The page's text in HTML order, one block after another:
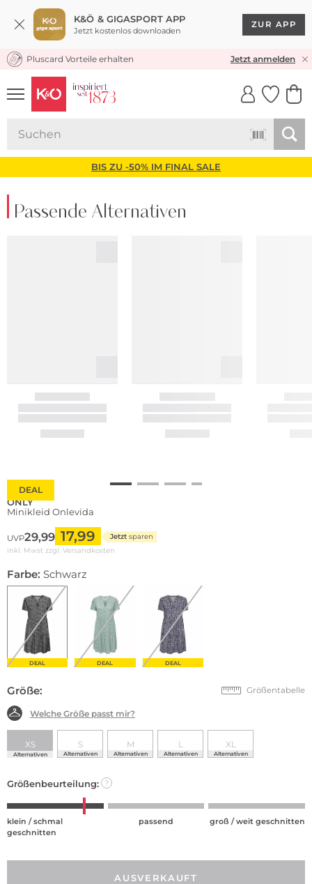
K&Ö & GIGASPORT APP
Jetzt kostenlos downloaden
ZUR APP
KOSTENLOSER VERSAND* & RÜCKVERSAND
Pluscard Vorteile erhalten Jetzt anmelden
UNSERE APP
CLICK &
BIS ZU -50% IM FINAL SALE
Passende Alternativen
DEAL
ONLY
Minikleid Onlevida
UVP29,99 17,99 Jetzt sparen
inkl. Mwst zzgl. Versandkosten
Farbe: Schwarz
DEAL DEAL DEAL
Größe: Größentabelle
Welche Größe passt mir?
XS
Alternativen
S
Alternativen
M
Alternativen
L
Alternativen
XL
Alternativen
Größenbeurteilung: ?
klein / schmal
geschnitten
passend groß / weit geschnitten
AUSVERKAUFT